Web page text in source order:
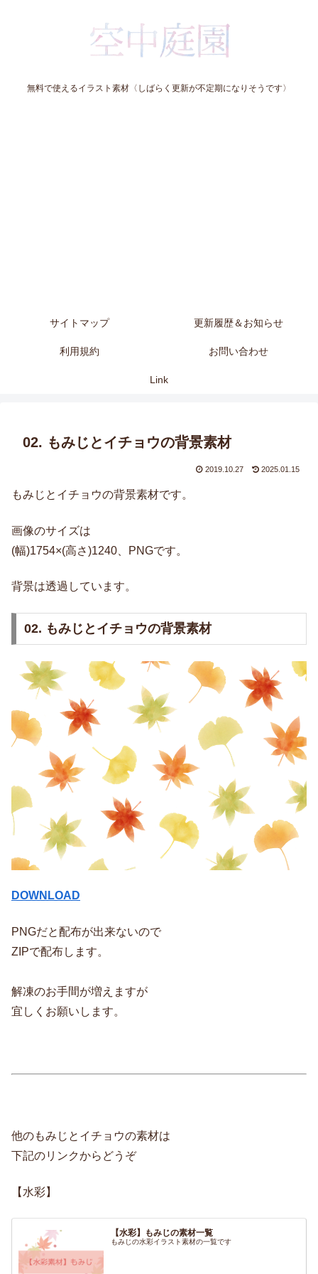
無料で使えるイラスト素材〈しばらく更新が不定期になりそうです〉
サイトマップ 更新履歴＆お知らせ
利用規約 お問い合わせ
Link
02. もみじとイチョウの背景素材
2019.10.27 2025.01.15
もみじとイチョウの背景素材です。
画像のサイズは
(幅)1754×(高さ)1240、PNGです。
背景は透過しています。
02. もみじとイチョウの背景素材
DOWNLOAD
PNGだと配布が出来ないので
ZIPで配布します。
解凍のお手間が増えますが
宜しくお願いします。
他のもみじとイチョウの素材は
下記のリンクからどうぞ
【水彩】
【水彩】もみじの素材一覧
もみじの水彩イラスト素材の一覧です